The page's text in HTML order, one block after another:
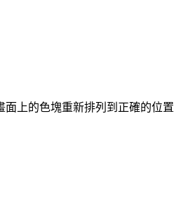
上的色塊重新排列到正確的位